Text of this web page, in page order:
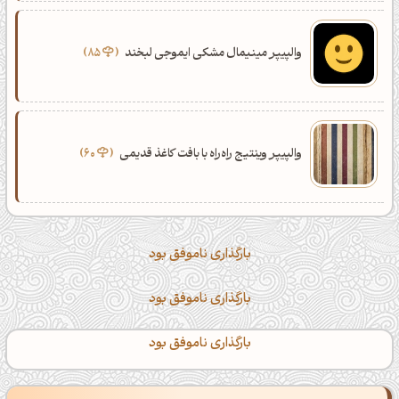
والپیپر مینیمال مشکی ایموجی لبخند 85
والپیپر وینتیج راه‌راه با بافت کاغذ قدیمی
بارگذاری ناموفق بود
بارگذاری ناموفق بود
بارگذاری ناموفق بود